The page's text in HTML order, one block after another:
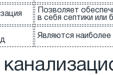
Позволяет
в себя септики или
Являются